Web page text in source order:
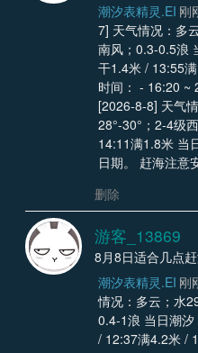
潮汐表精灵.EI 刚
7] 天气情况：多
南风；0.3-0.5浪
干1.4米 / 13:55
时间： - 16:20 ~ 22:00 (好
[2026-8-8] 天气
28°-30°；2-4级
14:11满1.8米 当
日期。 赶海注意
删除
游客_13869
8月8日适合几点
潮汐表精灵.EI 刚
情况：多云；水
0.4-1浪 当日潮
/ 12:37满4.2米 /